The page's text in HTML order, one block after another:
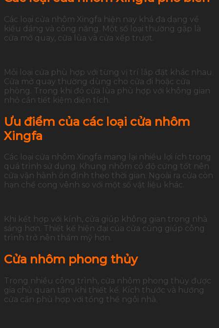
Các loại cửa nhôm Xingfa hiện nay khá đa dạng về
kiểu dáng và công năng. Một số loại thường gặp là
cửa mở quay, cửa lùa và cửa xếp trượt.
Mỗi loại cửa phù hợp với từng vị trí lắp đặt khác nhau.
Cửa mở quay thường dùng cho cửa đi hoặc cửa
phòng. Trong khi đó cửa lùa phù hợp với không gian
nhỏ cần tiết kiệm diện tích.
Ưu điểm của các loại cửa nhôm
Xingfa
Các loại cửa nhôm Xingfa mang lại nhiều lợi ích trong
quá trình sử dụng. Khung nhôm có độ cứng tốt nên
cửa vận hành ổn định theo thời gian. Ngoài ra cửa còn
hạn chế cong vênh so với một số vật liệu khác.
Khi kết hợp với kính, cửa giúp không gian trong nhà
sáng hơn. Thiết kế hiện đại của cửa cũng giúp công
trình trở nên thẩm mỹ hơn.
Cửa nhôm phong thủy
Trong nhiều công trình, cửa nhôm phong thủy được
gia chủ quan tâm khi thiết kế. Kích thước và hướng
cửa cần phù hợp với tổng thể ngôi nhà.